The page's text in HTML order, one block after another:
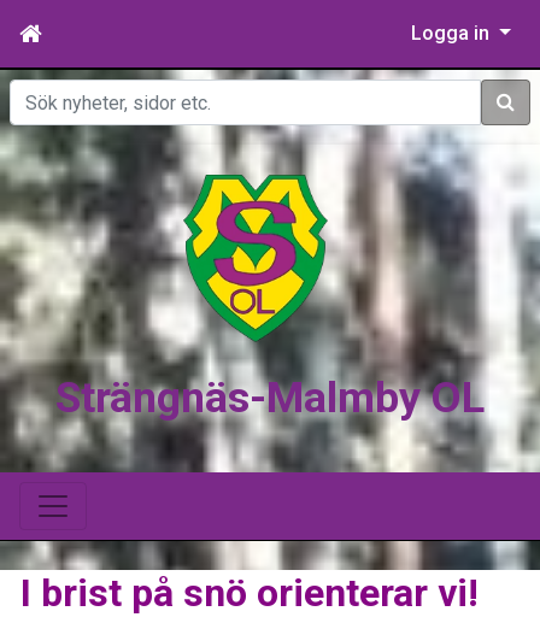
Logga in
Sök
Strängnäs-Malmby OL
I brist på snö orienterar vi!